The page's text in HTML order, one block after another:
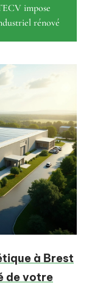
impose
rénové
à Brest
de votre